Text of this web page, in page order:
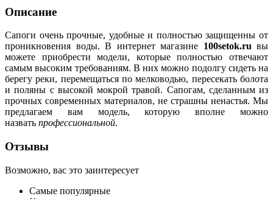
Описание
Сапоги очень прочные, удобные и полностью защищенны от
проникновения воды. В интернет магазине 100setok.ru вы
можете приобрести модели, которые полностью отвечают
самым высоким требованиям. В них можно подолгу сидеть на
берегу реки, перемещаться по мелководью, пересекать болота
и поляны с высокой мокрой травой. Сапогам, сделанным из
прочных современных материалов, не страшны ненастья. Мы
предлагаем вам модель, которую вполне можно
назвать профессиональной.
Отзывы
Возможно, вас это заинтересует
Самые популярные